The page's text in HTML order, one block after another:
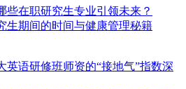
些在职研究生专业引领未来？
生期间的时间与健康管理秘籍
英语研修班师资的“接地气”指数深